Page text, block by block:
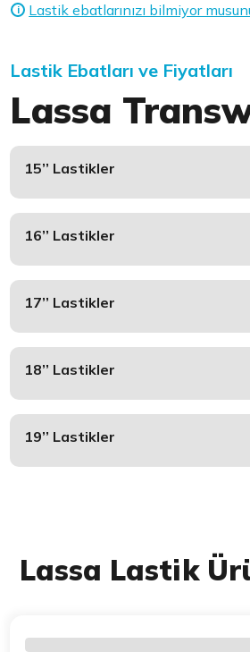
i Lastik ebatlarınızı bilmiyor
Lastik Ebatları ve Fiyatları
Lassa
15’’ Lastikler
16’’ Lastikler
17’’ Lastikler
18’’ Lastikler
19’’ Lastikler
Lassa Lastik